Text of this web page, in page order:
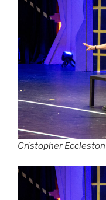
Cristopher